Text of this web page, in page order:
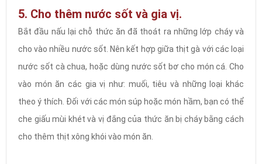
5. Cho thêm nước sốt và gia vị.
Bắt đầu nấu lại chỗ thức ăn đã thoát ra những lớp cháy và
cho vào nhiều nước sốt. Nên kết hợp giữa thịt gà với các loại
nước sốt cà chua, hoặc dùng nước sốt bơ cho món cá. Cho
vào món ăn các gia vị như: muối, tiêu và những loại khác
theo ý thích. Đối với các món súp hoặc món hầm, bạn có thể
che giấu mùi khét và vị đắng của thức ăn bị cháy bằng cách
cho thêm thịt xông khói vào món ăn.